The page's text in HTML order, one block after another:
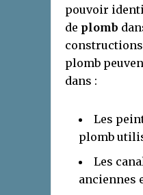
pouvoir
de plomb
plomb
dans :
Les
plomb
Les
anciennes